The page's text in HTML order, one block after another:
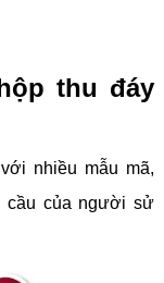
thu đáy
nhiều mẫu mã,
cầu của người sử